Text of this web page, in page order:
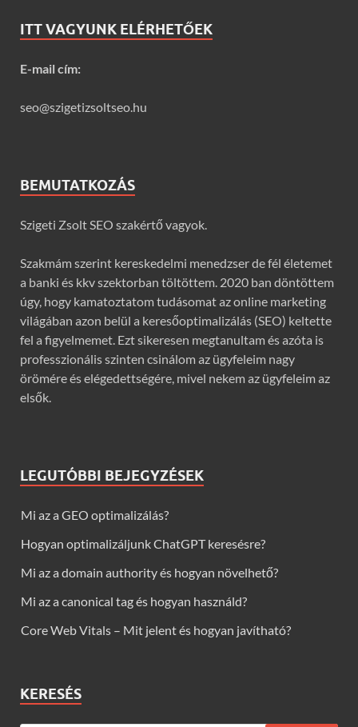
ITT VAGYUNK ELÉRHETŐEK
E-mail cím:
seo@szigetizsoltseo.hu
BEMUTATKOZÁS
Szigeti Zsolt SEO szakértő vagyok.
Szakmám szerint kereskedelmi menedzser de fél életemet
a banki és kkv szektorban töltöttem. 2020 ban döntöttem
úgy, hogy kamatoztatom tudásomat az online marketing
világában azon belül a keresőoptimalizálás (SEO) keltette
fel a figyelmemet. Ezt sikeresen megtanultam és azóta is
professzionális szinten csinálom az ügyfeleim nagy
örömére és elégedettségére, mivel nekem az ügyfeleim az
elsők.
LEGUTÓBBI BEJEGYZÉSEK
Mi az a GEO optimalizálás?
Hogyan optimalizáljunk ChatGPT keresésre?
Mi az a domain authority és hogyan növelhető?
Mi az a canonical tag és hogyan használd?
Core Web Vitals – Mit jelent és hogyan javítható?
KERESÉS